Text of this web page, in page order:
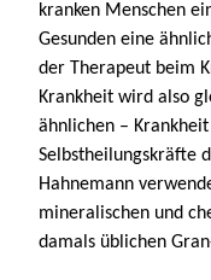
kranken Menschen
Gesunden eine
der Therapeut beim
Krankheit wird also
ähnlichen –
Selbstheilungskräfte
Hahnemann
mineralischen und
damals üblichen